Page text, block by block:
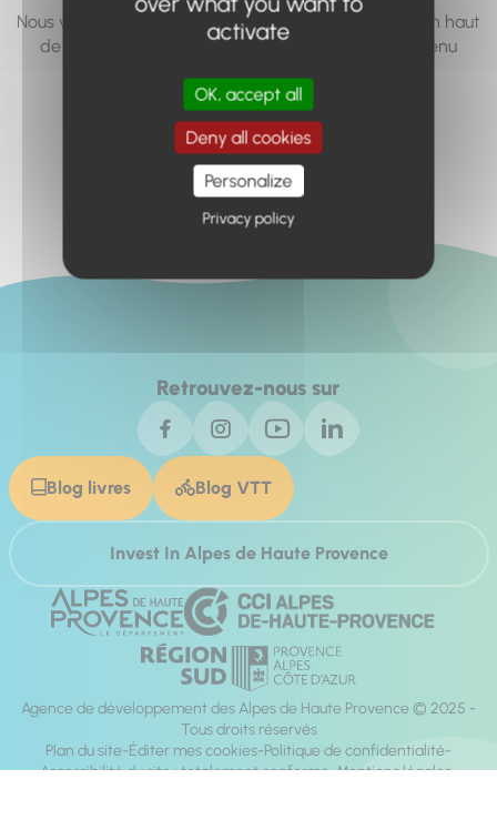
Nous vous invitons à utiliser le moteur de recherche en haut
de page, ou à utiliser le menu pour trouver le contenu
Retour à l'accueil
Retrouvez-nous sur
Blog livres Blog VTT
Invest In Alpes de Haute Provence
Agence de développement des Alpes de Haute Provence © 2025 -
Tous droits réservés
Plan du site Éditer mes cookies Politique de confidentialité
Accessibilité du site : totalement conforme Mentions légales
activate
OK, accept all
Deny all cookies
Personalize
Privacy policy